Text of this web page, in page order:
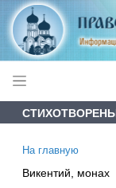
На главную
Викентий, монах